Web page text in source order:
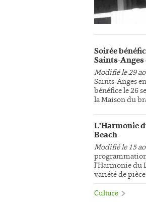
Soirée
Saints-
Modifié le 29
Saints-Anges
bénéfice le 26
la Maison du
L’Harmonie
Beach
Modifié le 15
l’Harmonie du
variété de
Culture